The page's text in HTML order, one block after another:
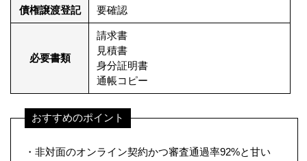
債権譲渡登記 要確認
必要書類
請求書
見積書
身分証明書
通帳コピー
おすすめのポイント
・非対面のオンライン契約かつ審査通過率92%と甘い